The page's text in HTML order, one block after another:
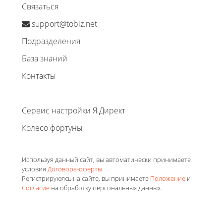
Связаться
support@tobiz.net
Подразделения
База знаний
Контакты
Сервис настройки Я.Директ
Колесо фортуны
Используя данный сайт, вы автоматически принимаете
условия Договора-оферты.
Регистрируюясь на сайте, вы принимаете Положение и
Согласие на обработку персональных данных.